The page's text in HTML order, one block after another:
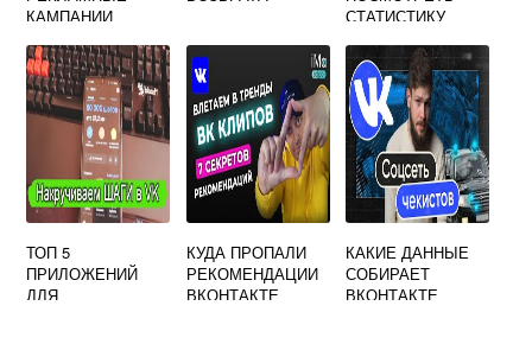
КАМПАНИИ
ДРУГОЙ КАБИНЕТ
СТАТИСТИКУ
ВКОНТАКТЕ
ТОП 5
ПРИЛОЖЕНИЙ
ДЛЯ
КУДА ПРОПАЛИ
РЕКОМЕНДАЦИИ
ВКОНТАКТЕ
КАКИЕ ДАННЫЕ
СОБИРАЕТ
ВКОНТАКТЕ